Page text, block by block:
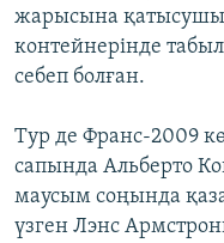
Русский
ЖАЗЫЛЫҢЫЗ
Басқа тілдерде
жарысына
контейнерінде
себеп болған.
Тур де Франс-2009
сапында Альберто
маусым соңында
үзген Лэнс